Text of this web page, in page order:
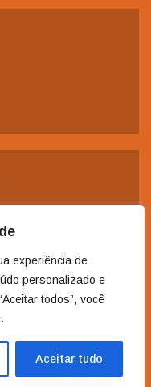
experiência de
personalizado e
todos”, você
Aceitar tudo